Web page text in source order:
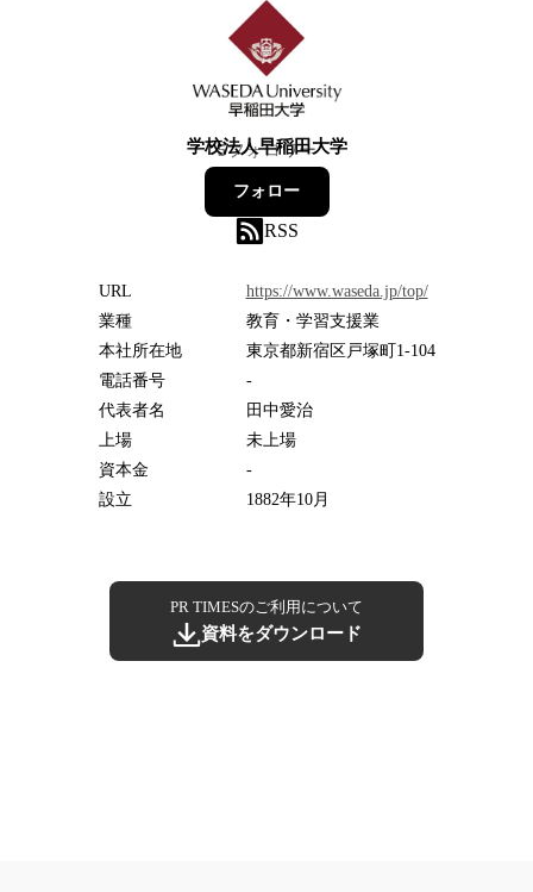
学校法人早稲田大学
5フォロワー
フォロー
RSS
URL
https://www.waseda.jp/top/
業種
教育・学習支援業
本社所在地
東京都新宿区戸塚町1-104
電話番号
-
代表者名
田中愛治
上場
未上場
資本金
-
設立
1882年10月
PR TIMESのご利用について
資料をダウンロード